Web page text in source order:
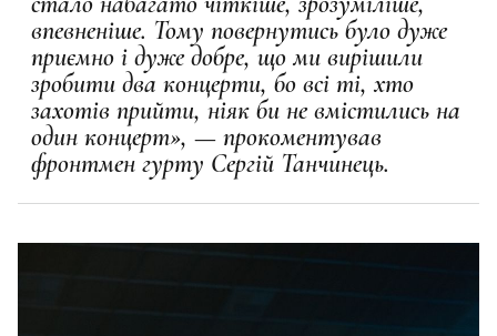
впевненіше. Тому повернутись було дуже
приємно і дуже добре, що ми вирішили
зробити два концерти, бо всі ті, хто
захотів прийти, ніяк би не вмістились на
один концерт», — прокоментував
фронтмен гурту Сергій Танчинець.